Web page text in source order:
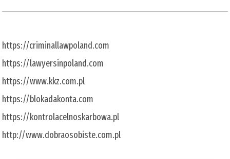
https://criminallawpoland.com
https://lawyersinpoland.com
https://www.kkz.com.pl
https://blokadakonta.com
https://kontrolacelnoskarbowa.pl
http://www.dobraosobiste.com.pl